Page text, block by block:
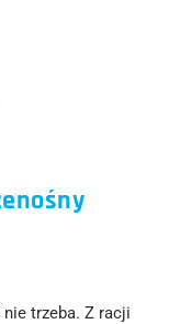
trzeba. Z racji